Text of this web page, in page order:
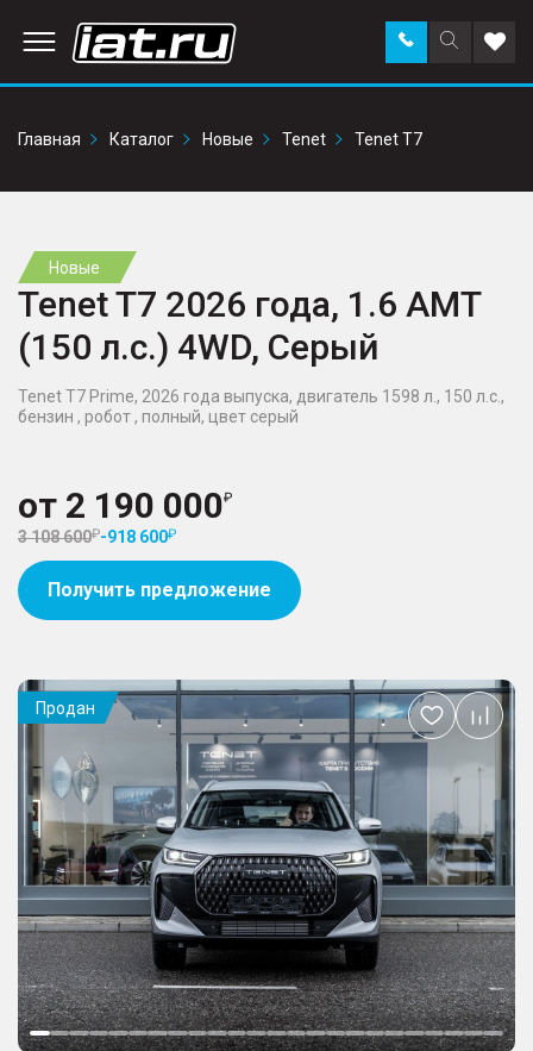
Поиск
по
Заказать
звонок в
Главная
Каталог Новые Tenet Tenet T7
Новые
Tenet T7 2026 года, 1.6 AMT
(150 л.с.) 4WD, Серый
Tenet T7 Prime, 2026 года выпуска, двигатель 1598 л., 150 л.с.,
бензин , робот , полный, цвет серый
от 2 190 000
3 108 600 -918 600
Получить предложение
Продан
Добавить
в
избранное